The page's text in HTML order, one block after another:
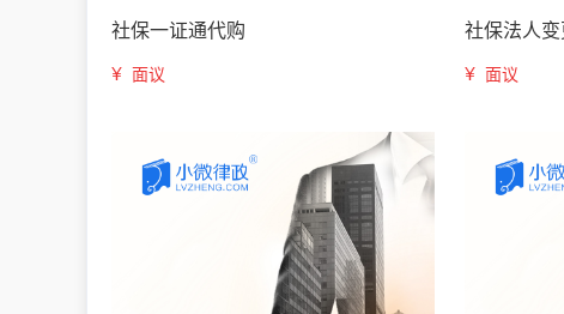
社保一证通代购
¥ 面议
社保法人
¥ 面议